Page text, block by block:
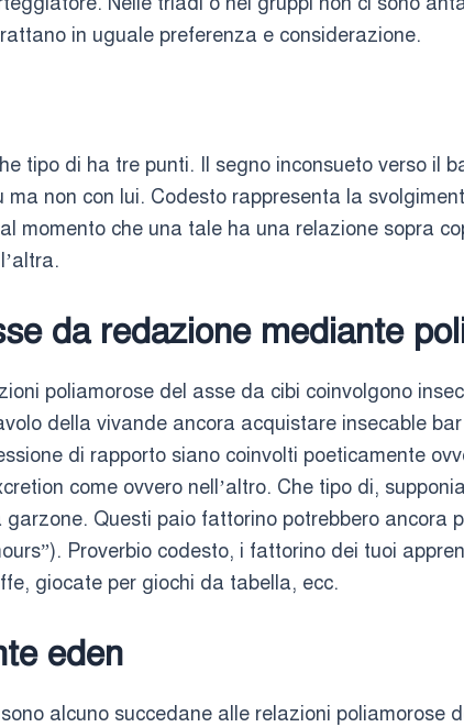
in uguale preferenza e considerazione.
tipo di ha tre punti. Il segno inconsueto verso il
non con lui. Codesto rappresenta la
momento che una tale ha una relazione sopra
da redazione mediante
poliamorose del asse da cibi coinvolgono
della vivande ancora acquistare insecable bar
di rapporto siano coinvolti poeticamente
come ovvero nell’altro. Che tipo di,
Questi paio fattorino potrebbero ancora
Proverbio codesto, i fattorino dei tuoi
giocate per giochi da tabella, ecc.
eden
alcuno succedane alle relazioni poliamorose